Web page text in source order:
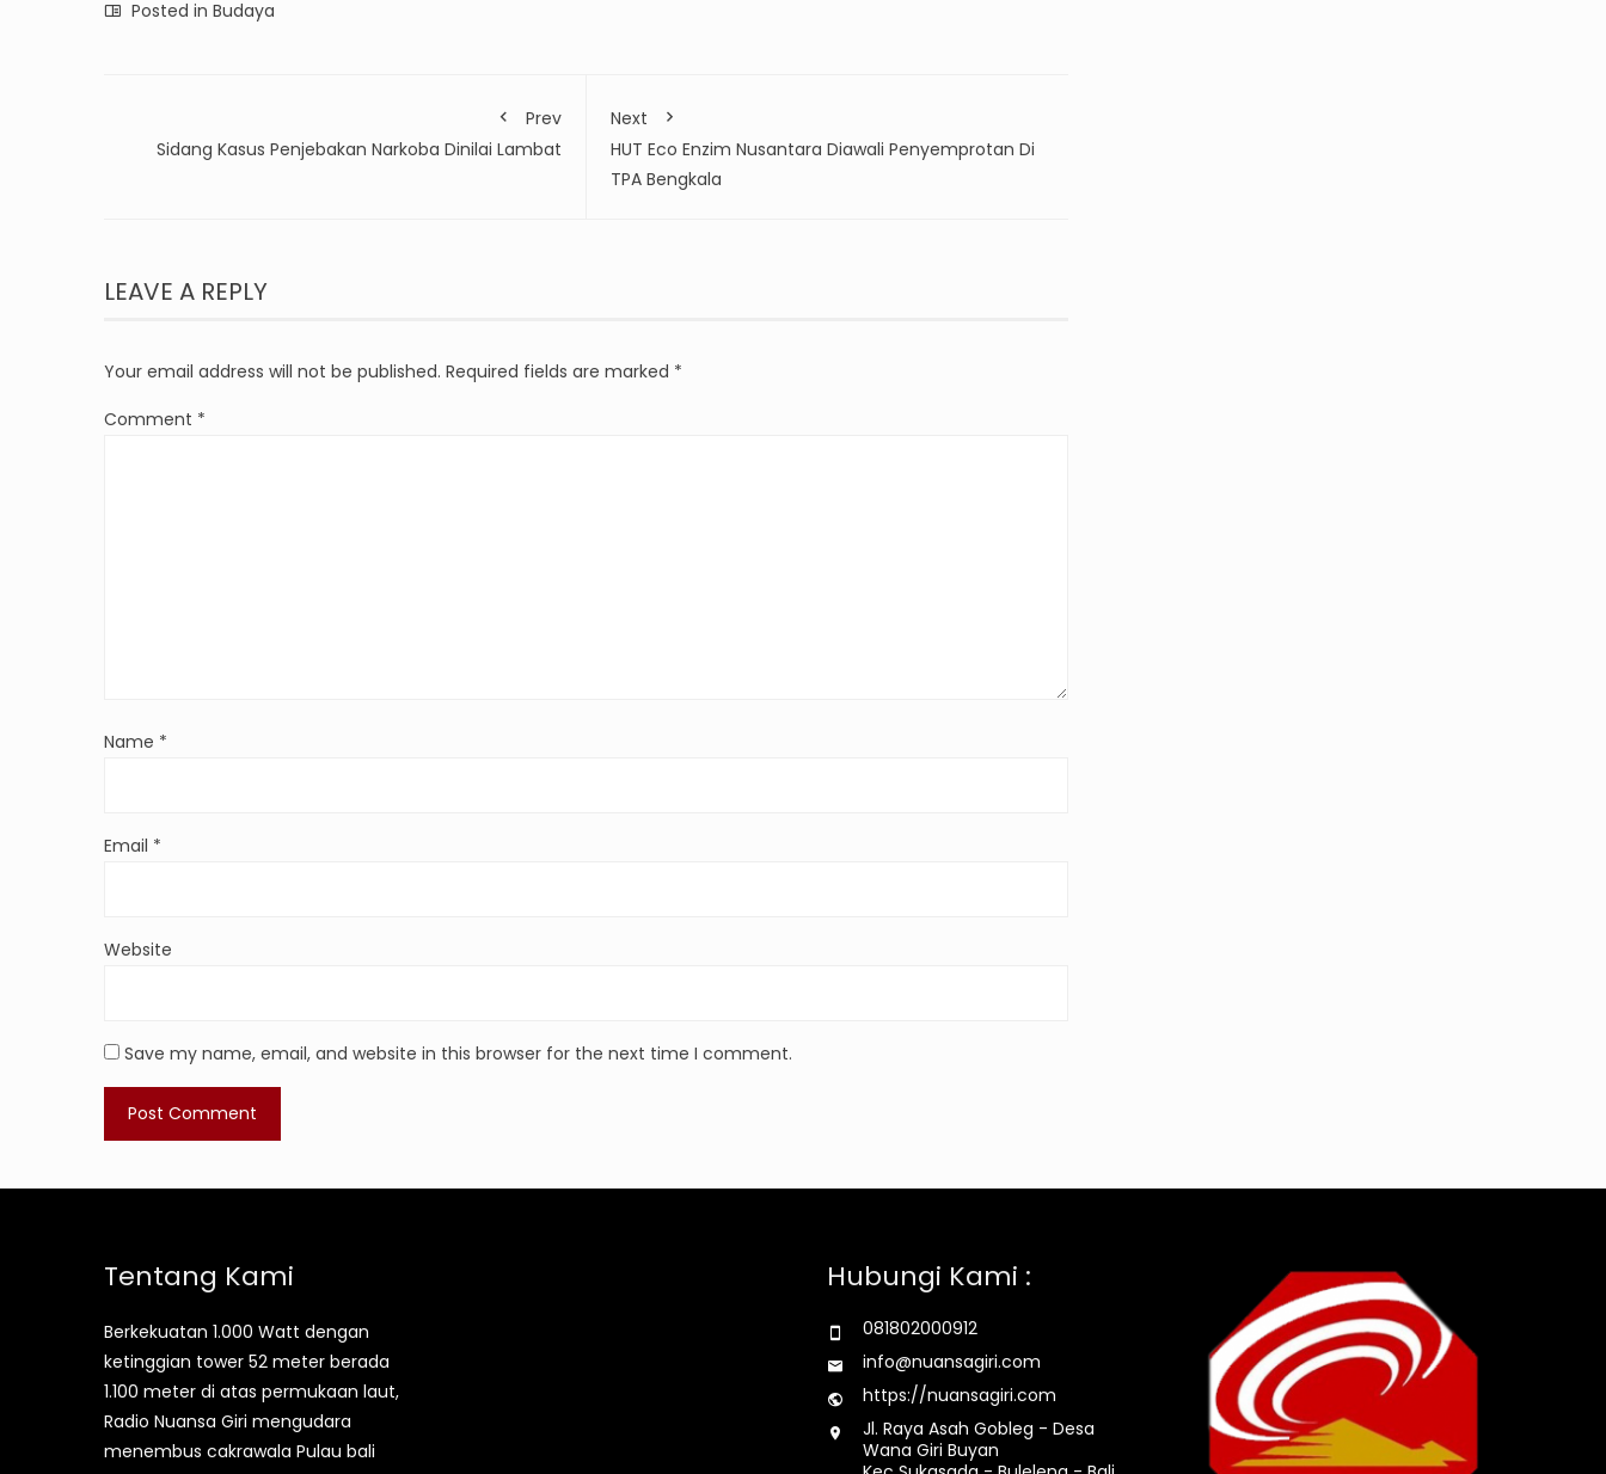
Posted in Budaya
Prev
Sidang Kasus Penjebakan Narkoba Dinilai Lambat
Next
HUT Eco Enzim Nusantara Diawali Penyemprotan Di
TPA Bengkala
LEAVE A REPLY
Your email address will not be published. Required fields are marked *
Comment *
Name *
Email *
Website
Save my name, email, and website in this browser for the next time I comment.
Tentang Kami
Berkekuatan 1.000 Watt dengan
ketinggian tower 52 meter berada
1.100 meter di atas permukaan laut,
Radio Nuansa Giri mengudara
menembus cakrawala Pulau bali
Hubungi Kami :
081802000912
info@nuansagiri.com
https://nuansagiri.com
Jl. Raya Asah Gobleg - Desa
Wana Giri Buyan